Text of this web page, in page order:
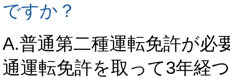
ですか？
A.普通第二種運転免許が必
通運転免許を取って3年経